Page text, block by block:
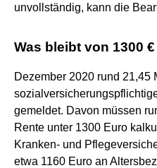
unvollständig, kann die
Was bleibt von 1300
Dezember 2020 rund 21,45
gemeldet. Davon müssen
Rente unter 1300 Euro
Kranken- und
etwa 1160 Euro an